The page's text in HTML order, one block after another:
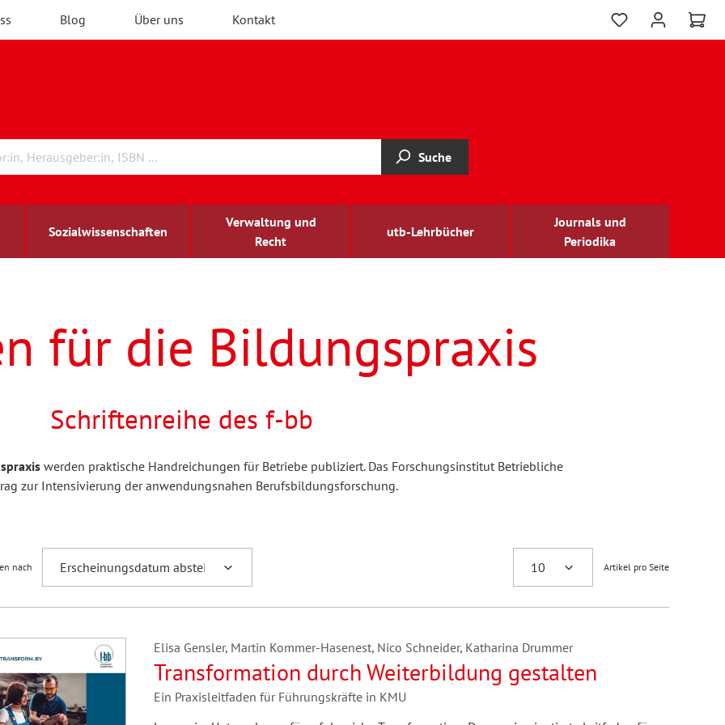
Blog Über uns Kontakt
Suche
Sozialwissenschaften
Verwaltung und
Recht
utb-Lehrbücher
Journals und
Periodika
Bildung
Philosophie
Bildung
Schule und Unterricht
und Jugendforschung
Psychologie
Soziale Arbeit
Passrecht
dvb forum
Forum Erwachsenenbildung
JoSch
Seminar
Zeitschrift für
für die Bildungspraxis
Schriftenreihe des f-bb
werden praktische Handreichungen für Betriebe publiziert. Das Forschungsinstitut Betriebliche
zur Intensivierung der anwendungsnahen Berufsbildungsforschung.
nach Artikel pro Seite
Elisa Gensler, Martin Kommer-Hasenest, Nico Schneider, Katharina Drummer
Transformation durch Weiterbildung gestalten
Ein Praxisleitfaden für Führungskräfte in KMU